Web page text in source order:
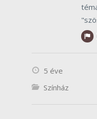
5 éve
Színház